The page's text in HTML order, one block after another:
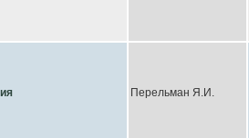
Перельман Я.И.